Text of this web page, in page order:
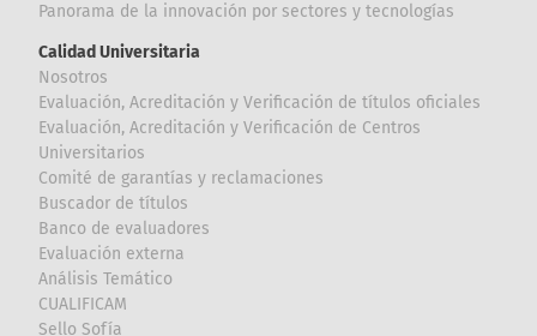
Panorama de la innovación por sectores y tecnologías
Calidad Universitaria
Nosotros
Evaluación, Acreditación y Verificación de títulos oficiales
Evaluación, Acreditación y Verificación de Centros
Universitarios
Comité de garantías y reclamaciones
Buscador de títulos
Banco de evaluadores
Evaluación externa
Análisis Temático
CUALIFICAM
Sello Sofía